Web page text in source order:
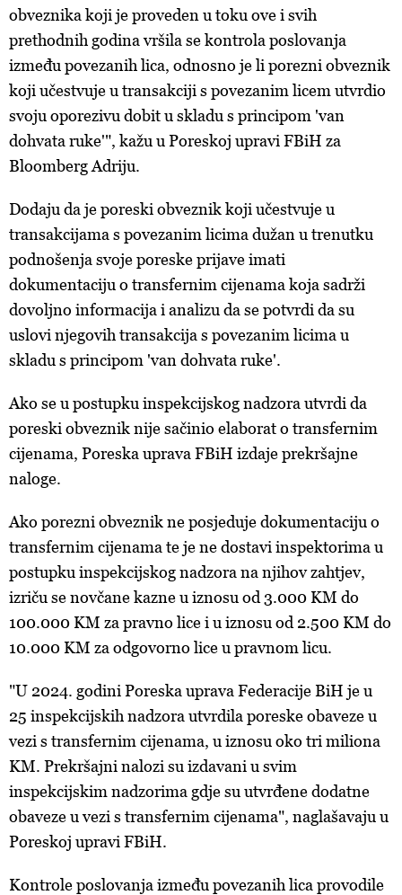
obveznika koji je proveden u toku ove i svih
prethodnih godina vršila se kontrola poslovanja
između povezanih lica, odnosno je li porezni obveznik
koji učestvuje u transakciji s povezanim licem utvrdio
svoju oporezivu dobit u skladu s principom 'van
dohvata ruke'", kažu u Poreskoj upravi FBiH za
Bloomberg Adriju.
Dodaju da je poreski obveznik koji učestvuje u
transakcijama s povezanim licima dužan u trenutku
podnošenja svoje poreske prijave imati
dokumentaciju o transfernim cijenama koja sadrži
dovoljno informacija i analizu da se potvrdi da su
uslovi njegovih transakcija s povezanim licima u
skladu s principom 'van dohvata ruke'.
Ako se u postupku inspekcijskog nadzora utvrdi da
poreski obveznik nije sačinio elaborat o transfernim
cijenama, Poreska uprava FBiH izdaje prekršajne
naloge.
Ako porezni obveznik ne posjeduje dokumentaciju o
transfernim cijenama te je ne dostavi inspektorima u
postupku inspekcijskog nadzora na njihov zahtjev,
izriču se novčane kazne u iznosu od 3.000 KM do
100.000 KM za pravno lice i u iznosu od 2.500 KM do
10.000 KM za odgovorno lice u pravnom licu.
"U 2024. godini Poreska uprava Federacije BiH je u
25 inspekcijskih nadzora utvrdila poreske obaveze u
vezi s transfernim cijenama, u iznosu oko tri miliona
KM. Prekršajni nalozi su izdavani u svim
inspekcijskim nadzorima gdje su utvrđene dodatne
obaveze u vezi s transfernim cijenama", naglašavaju u
Poreskoj upravi FBiH.
Kontrole poslovanja između povezanih lica provodile